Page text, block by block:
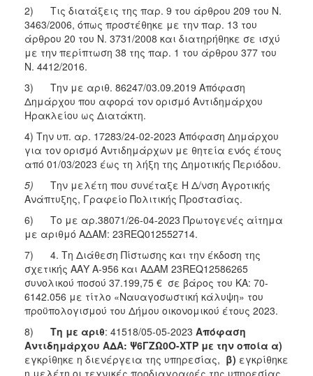
2013
ΤΟΠΟΣ
ΑΝΘΕΚΤΙΚΗ
ΠΟΛΗ
2) Τις διατάξεις της παρ. 9 του άρθρου 209 του Ν.
3463/2006, όπως προστέθηκε με την παρ. 13 του
άρθρου 20 του Ν. 3731/2008 και διατηρήθηκε σε ισχύ
με την περίπτωση 38 της παρ. 1 του άρθρου 377 του
Ν. 4412/2016.
3) Την με αριθ. 86247/03.09.2019 Απόφαση
Δημάρχου που αφορά τον ορισμό Αντιδημάρχου
Ηρακλείου ως Διατάκτη.
4) Την υπ. αρ. 17283/24-02-2023 Απόφαση Δημάρχου
για τον ορισμό Αντιδημάρχων με θητεία ενός έτους
από 01/03/2023 έως τη λήξη της Δημοτικής Περιόδου.
5) Την μελέτη που συνέταξε Η Δ/νση Αγροτικής
Ανάπτυξης, Γραφείο Πολιτικής Προστασίας.
6) Το με αρ.38071/26-04-2023 Πρωτογενές αίτημα
με αριθμό ΑΔΑΜ: 23REQ012552714.
7) 4. Τη Διάθεση Πίστωσης και την έκδοση της
σχετικής ΑΑΥ Α-956 και ΑΔΑΜ 23REQ12586265
συνολικού ποσού 37.199,75 € σε βάρος του ΚΑ: 70-
6142.056 με τίτλο «Ναυαγοσωστική κάλυψη» του
προϋπολογισμού του Δήμου οικονομικού έτους 2023.
8) Τη με αριθ: 41518/05-05-2023 Απόφαση
Αντιδημάρχου AΔΑ: Ψ6ΓΖΩ0Ο-ΧΤΡ με την οποία α)
εγκρίθηκε η διενέργεια της υπηρεσίας, β) εγκρίθηκε
η μελέτη οι τεχνικές προδιαγραφές της υπηρεσίας